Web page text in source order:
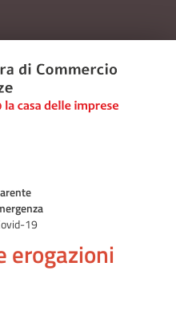
19
erogazioni